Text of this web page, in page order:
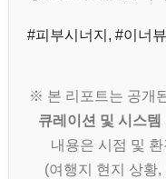
#피부시너지, #이너
※ 본 리포트는 공개
큐레이션 및 시스템
내용은 시점 및
(여행지 현지 상황